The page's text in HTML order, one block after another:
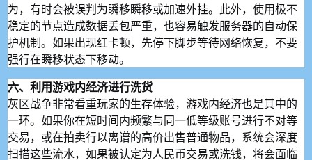
为，有时会被误判为瞬移瞬移或加速外挂。此外，使用极不
稳定的节点造成数据丢包严重，也容易触发服务器的自动保
护机制。如果出现红卡顿，先停下脚步等待网络恢复，不要
强行在瞬移状态下移动。
六、利用游戏内经济进行洗货
灰区战争非常看重玩家的生存体验，游戏内经济也是其中的
一环。如果你在短时间内频繁与同一低等级账号进行不对等
交易，或在拍卖行以离谱的高价出售普通物品，系统会深度
扫描这些流水，如果被认定为人民币交易或洗钱，将会面临